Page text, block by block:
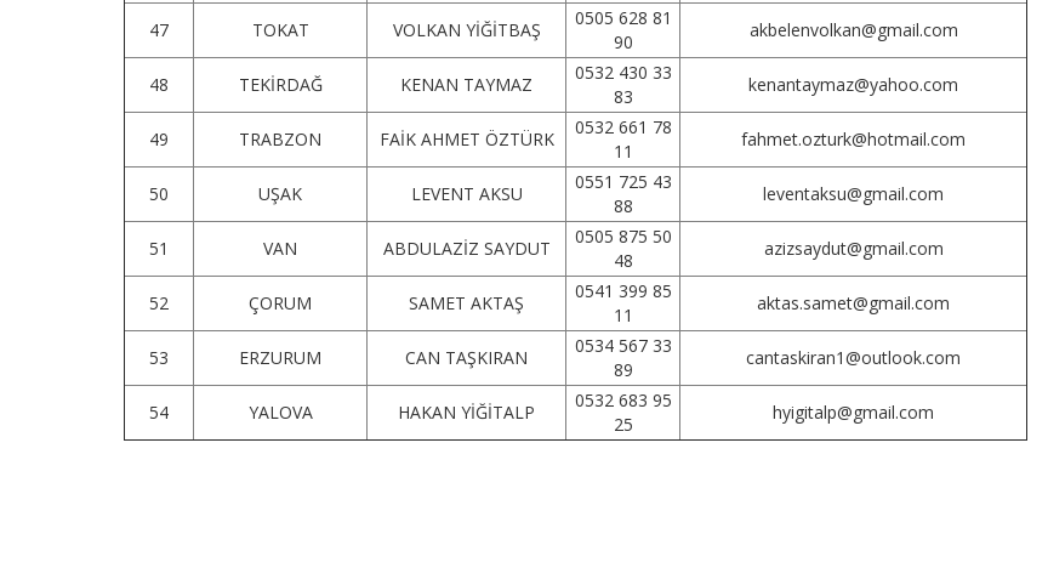
47 TOKAT VOLKAN YİĞİTBAŞ
0505 628 81
90
akbelenvolkan@gmail.com
48 TEKİRDAĞ KENAN TAYMAZ
0532 430 33
83
kenantaymaz@yahoo.com
49 TRABZON FAİK AHMET ÖZTÜRK
0532 661 78
11
fahmet.ozturk@hotmail.com
50 UŞAK LEVENT AKSU
0551 725 43
88
leventaksu@gmail.com
51 VAN ABDULAZİZ SAYDUT
0505 875 50
48
azizsaydut@gmail.com
52 ÇORUM SAMET AKTAŞ
0541 399 85
11
aktas.samet@gmail.com
53 ERZURUM CAN TAŞKIRAN
0534 567 33
89
cantaskiran1@outlook.com
54 YALOVA HAKAN YİĞİTALP
0532 683 95
25
hyigitalp@gmail.com